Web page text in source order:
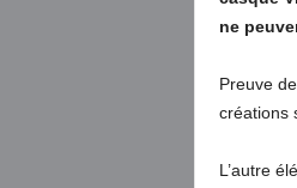
ne
Preuve
créations
L’autre